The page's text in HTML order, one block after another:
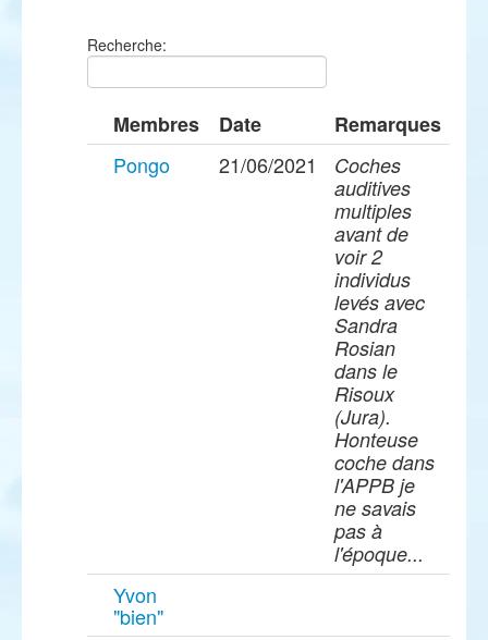
Recherche:
Membres Date
Remarques
Pongo
21/06/2021
Coches
auditives
multiples
avant de
voir 2
individus
levés avec
Sandra
Rosian
dans le
Risoux
(Jura).
Honteuse
coche dans
l'APPB je
ne savais
pas à
l'époque...
Yvon
"bien"